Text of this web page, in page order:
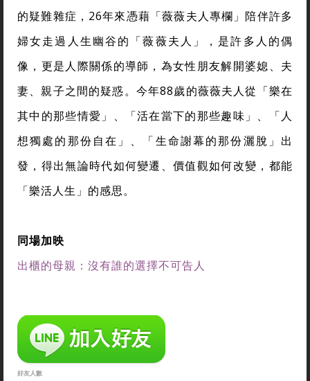
的疑難雜症，26年來憑藉「薇薇夫人專欄」陪伴許多
婦女走過人生幽谷的「薇薇夫人」，是許多人的偶
像，更是人際關係的導師，為女性朋友解開婆媳、夫
妻、親子之間的疑惑。今年88歲的薇薇夫人從「樂在
其中的那些情愛」、「活在當下的那些趣味」、「人
想獨處的那份自在」、「生命謝幕的那份灑脫」出
發，得出無論時代如何變遷、價值觀如何改變，都能
「樂活人生」的感思。
同場加映
出櫃的母親：沒有誰的選擇不可告人
好友人數